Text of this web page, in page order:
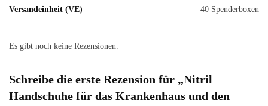
Versandeinheit (VE) 40 Spenderboxen
Es gibt noch keine Rezensionen.
Schreibe die erste Rezension für „Nitril
Handschuhe für das Krankenhaus und den